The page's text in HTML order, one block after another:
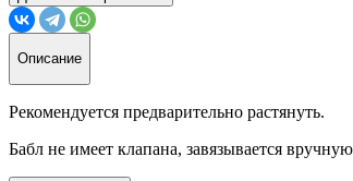
Описание
Рекомендуется предварительно растянуть.
Бабл не имеет клапана, завязывается